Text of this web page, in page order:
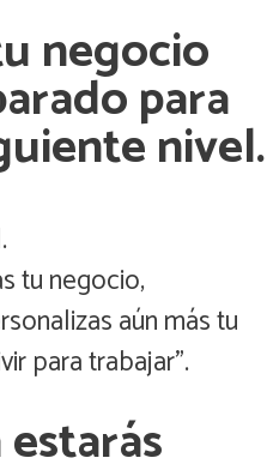
negocio
para
nivel.
tu negocio,
aún más tu
para trabajar”.